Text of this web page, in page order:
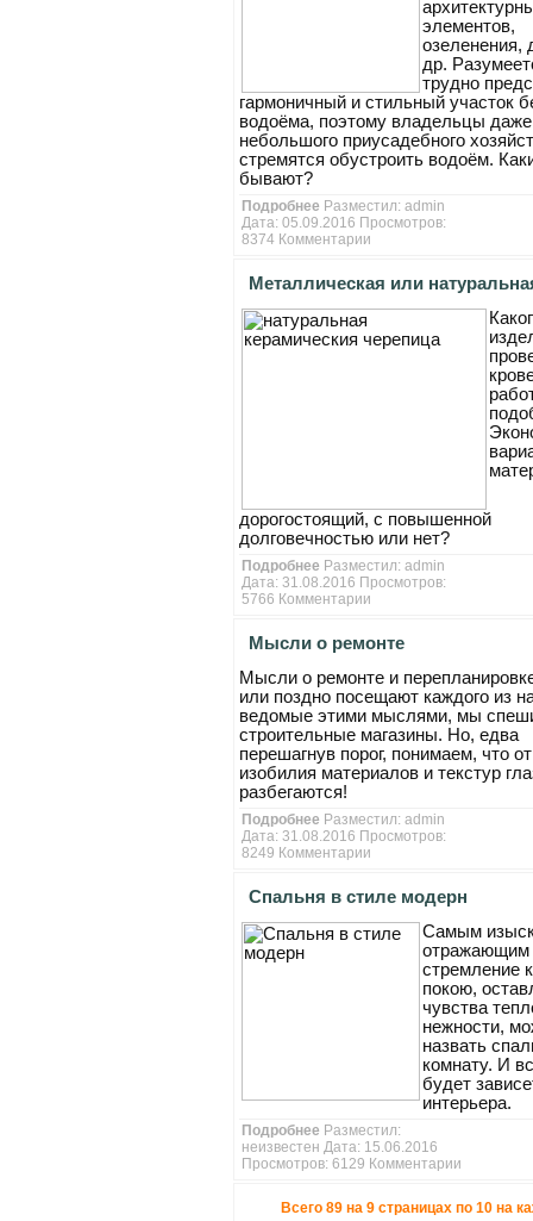
элементов,
озеленения,
др.
трудно
гармоничный и стильный участок
водоёма, поэтому владельцы даже
небольшого приусадебного
стремятся обустроить водоём.
бывают?
Подробнее Разместил: admin
Дата: 05.09.2016 Просмотров:
8374 Комментарии
Металлическая или
керамическия черепица
дорогостоящий, с повышенной
долговечностью или нет?
Подробнее Разместил: admin
Дата: 31.08.2016 Просмотров:
5766 Комментарии
Мысли о ремонте
Мысли о ремонте и
или поздно посещают каждого из
ведомые этими мыслями, мы
строительные магазины. Но, едва
перешагнув порог, понимаем, что от
изобилия материалов и текстур
разбегаются!
Подробнее Разместил: admin
Дата: 31.08.2016 Просмотров:
8249 Комментарии
Спальня в стиле модерн
Самым
отражающим
стремление
покою,
чувства
нежности,
назвать
комнату. И
будет
интерьера.
Подробнее Разместил:
неизвестен Дата: 15.06.2016
Просмотров: 6129 Комментарии
Всего 89 на 9 страницах по 10 на